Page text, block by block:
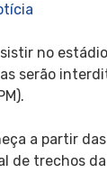
no
serão
a partir
de trechos